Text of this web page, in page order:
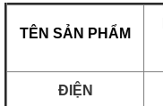
TÊN SẢN PHẨM
ĐIỆN